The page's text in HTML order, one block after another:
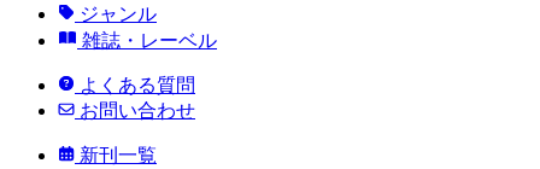
ジャンル
雑誌・レーベル
よくある質問
お問い合わせ
新刊一覧